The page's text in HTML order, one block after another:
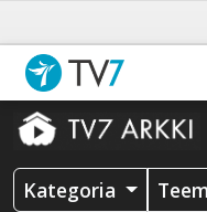
Kategoria